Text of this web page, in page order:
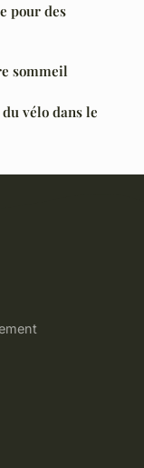
pour des
sommeil
vélo dans le